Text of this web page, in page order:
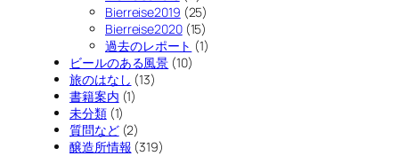
Bierreise2019 (25)
Bierreise2020(15)
過去のレポート (1)
ビールのある風景 (10)
旅のはなし (13)
書籍案内 (1)
未分類(1)
質問など(2)
醸造所情報 (319)